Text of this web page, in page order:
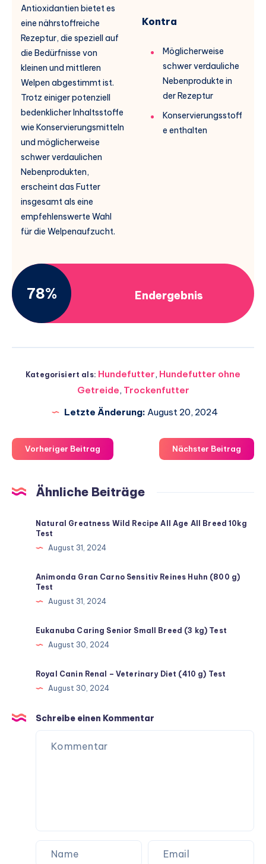
Antioxidantien bietet es
eine nährstoffreiche
Rezeptur, die speziell auf
die Bedürfnisse von
kleinen und mittleren
Welpen abgestimmt ist.
Trotz einiger potenziell
bedenklicher Inhaltsstoffe
wie Konservierungsmitteln
und möglicherweise
schwer verdaulichen
Nebenprodukten,
erscheint das Futter
insgesamt als eine
empfehlenswerte Wahl
für die Welpenaufzucht.
Kontra
Möglicherweise
schwer verdauliche
Nebenprodukte in
der Rezeptur
Konservierungsstoff
e enthalten
78% Endergebnis
Kategorisiert als: Hundefutter, Hundefutter ohne
Getreide, Trockenfutter
Letzte Änderung: August 20, 2024
Vorheriger Beitrag Nächster Beitrag
Ähnliche Beiträge
Natural Greatness Wild Recipe All Age All Breed 10kg
Test
August 31, 2024
Animonda Gran Carno Sensitiv Reines Huhn (800 g)
Test
August 31, 2024
Eukanuba Caring Senior Small Breed (3 kg) Test
August 30, 2024
Royal Canin Renal – Veterinary Diet (410 g) Test
August 30, 2024
Schreibe einen Kommentar